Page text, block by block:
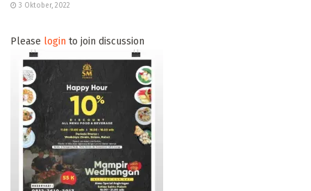
3 Oktober, 2022
Please login to join discussion